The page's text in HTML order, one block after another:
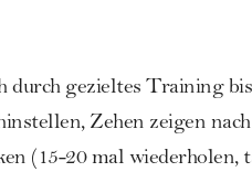
durch gezieltes Training
Zehen zeigen nach
(15-20 mal wiederholen,